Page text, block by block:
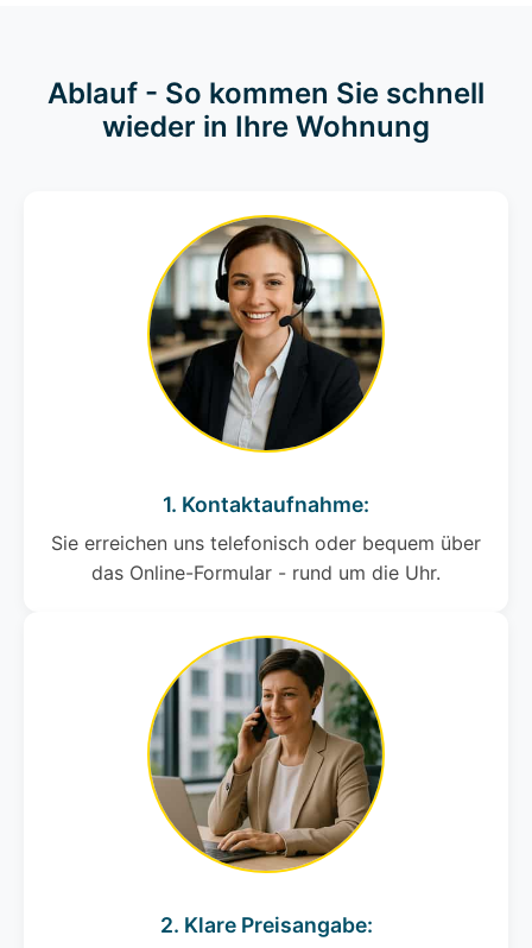
Ablauf - So kommen Sie schnell
wieder in Ihre Wohnung
1. Kontaktaufnahme:
Sie erreichen uns telefonisch oder bequem über
das Online-Formular - rund um die Uhr.
2. Klare Preisangabe: